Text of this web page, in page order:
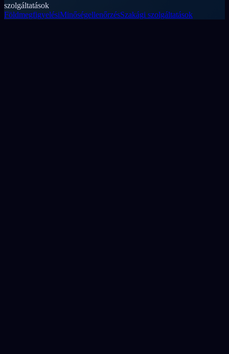
szolgáltatások
FöldmegfigyelésiMinőségellenőrzésSzakági szolgáltatások